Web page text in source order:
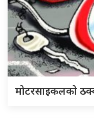
मोटरसाइकलको